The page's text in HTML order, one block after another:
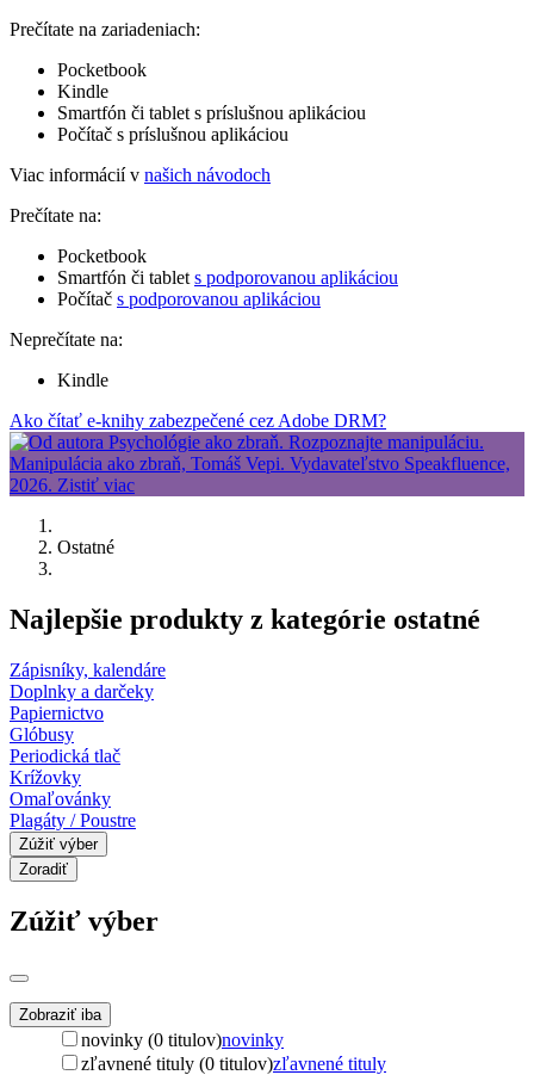
Prečítate na zariadeniach:
Pocketbook
Kindle
Smartfón či tablet s príslušnou aplikáciou
Počítač s príslušnou aplikáciou
Viac informácií v našich návodoch
Prečítate na:
Pocketbook
Smartfón či tablet s podporovanou aplikáciou
Počítač s podporovanou aplikáciou
Neprečítate na:
Kindle
Ako čítať e-knihy zabezpečené cez Adobe DRM?
Ostatné
Najlepšie produkty z kategórie ostatné
Zápisníky, kalendáre
Doplnky a darčeky
Papiernictvo
Glóbusy
Periodická tlač
Krížovky
Omaľovánky
Plagáty / Poustre
Zúžiť výber
Zoradiť
Zúžiť výber
Zobraziť iba
novinky (0 titulov)novinky
zľavnené tituly (0 titulov)zľavnené tituly